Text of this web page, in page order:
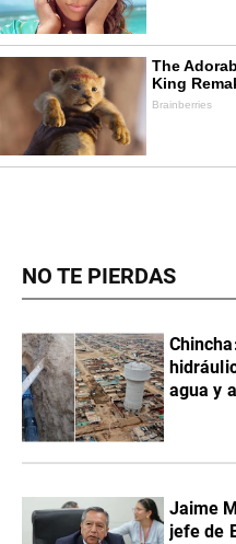
NO TE PIERDAS
agua y
Jaime
jefe de